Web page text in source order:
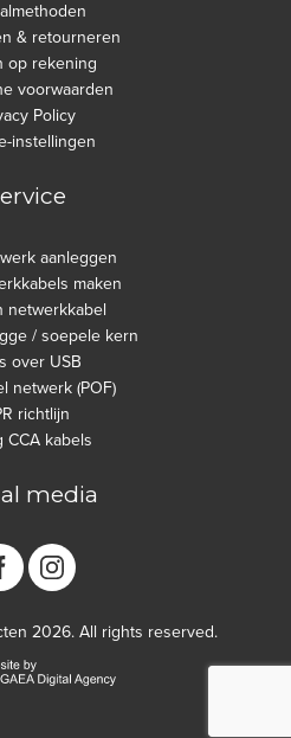
& retourneren
op rekening
voorwaarden
Policy
instellingen
aanleggen
maken
netwerkkabel
/ soepele kern
over USB
netwerk (POF)
richtlijn
CCA kabels
media
2026. All rights reserved.